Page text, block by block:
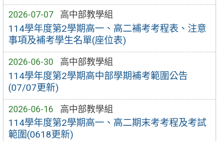
2026-07-07 高中部教學組
114學年度第2學期高一、高二補考考程表、注意
事項及補考學生名單(座位表)
2026-06-30 高中部教學組
114學年度第2學期高中部學期補考範圍公告
(07/07更新)
2026-06-16 高中部教學組
114學年度第2學期高一、高二期末考考程及考試
範圍(0618更新)